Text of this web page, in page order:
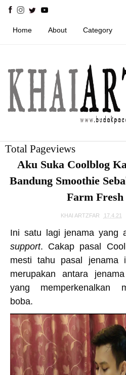
Home About Category
Total Pageviews
Aku Suka Coolblog
Bandung Smoothie
Farm
KHAI ARTZFAR 17.4.21
Ini satu lagi jenama yang
support. Cakap pasal
mesti tahu pasal jenama
merupakan antara
yang memperkenalkan
boba.